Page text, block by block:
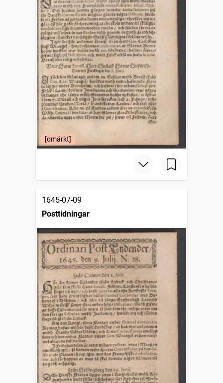
[omärkt]
1645-07-09
Posttidningar